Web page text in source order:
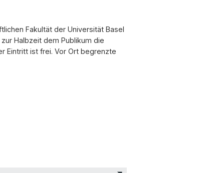
Fakultät der Universität Basel
Halbzeit dem Publikum die
Eintritt ist frei. Vor Ort begrenzte